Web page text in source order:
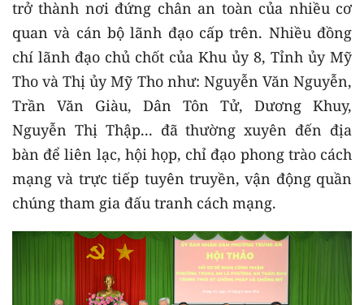
trở thành nơi đứng chân an toàn của nhiều cơ
quan và cán bộ lãnh đạo cấp trên. Nhiều đồng
chí lãnh đạo chủ chốt của Khu ủy 8, Tỉnh ủy Mỹ
Tho và Thị ủy Mỹ Tho như: Nguyễn Văn Nguyễn,
Trần Văn Giàu, Dân Tôn Tử, Dương Khuy,
Nguyễn Thị Thập... đã thường xuyên đến địa
bàn để liên lạc, hội họp, chỉ đạo phong trào cách
mạng và trực tiếp tuyên truyền, vận động quần
chúng tham gia đấu tranh cách mạng.